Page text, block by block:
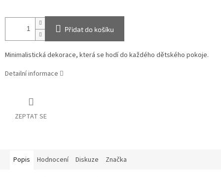
Přidat do košíku
Minimalistická dekorace, která se hodí do každého dětského pokoje.
Detailní informace
ZEPTAT SE
Popis Hodnocení Diskuze Značka